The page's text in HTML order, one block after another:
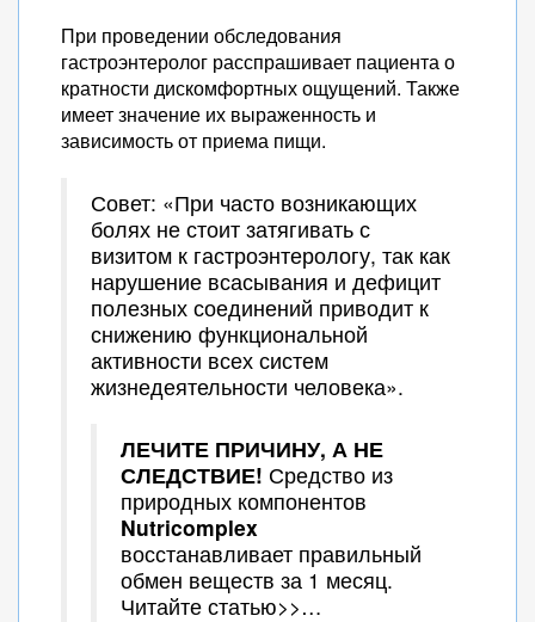
При проведении обследования
гастроэнтеролог расспрашивает пациента о
кратности дискомфортных ощущений. Также
имеет значение их выраженность и
зависимость от приема пищи.
Совет: «При часто возникающих
болях не стоит затягивать с
визитом к гастроэнтерологу, так как
нарушение всасывания и дефицит
полезных соединений приводит к
снижению функциональной
активности всех систем
жизнедеятельности человека».
ЛЕЧИТЕ ПРИЧИНУ, А НЕ
СЛЕДСТВИЕ! Средство из
природных компонентов
Nutricomplex
восстанавливает правильный
обмен веществ за 1 месяц.
Читайте статью>>…